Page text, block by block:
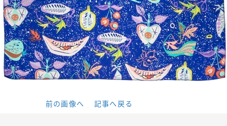
前の画像へ 記事へ戻る